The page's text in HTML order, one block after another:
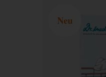
Neu